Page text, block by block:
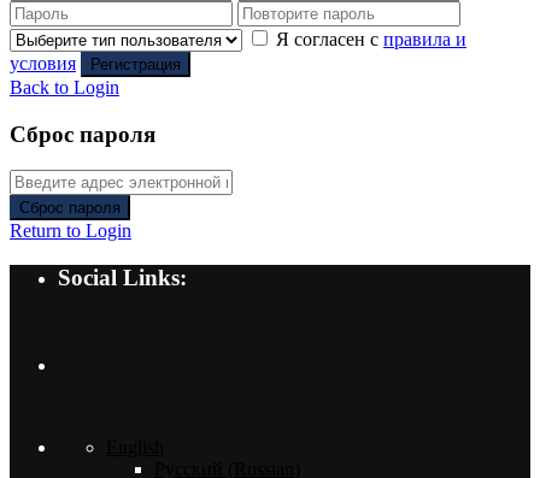
Я согласен с правила и
условия
Регистрация
Back to Login
Сброс пароля
Сброс пароля
Return to Login
Social Links: